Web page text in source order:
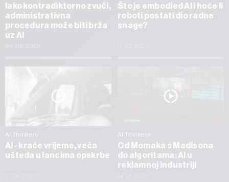
Iako kontradiktorno zvuči,
administrativna
procedura može biti brža
uz AI
Što je embodied AI i hoće li
roboti postati dio radne
snage?
AI Thinkers
AI - kraće vrijeme, veća
ušteda u lancima opskrbe
AI Thinkers
Od Momaka s Madisona
do algoritama: AI u
reklamnoj industriji